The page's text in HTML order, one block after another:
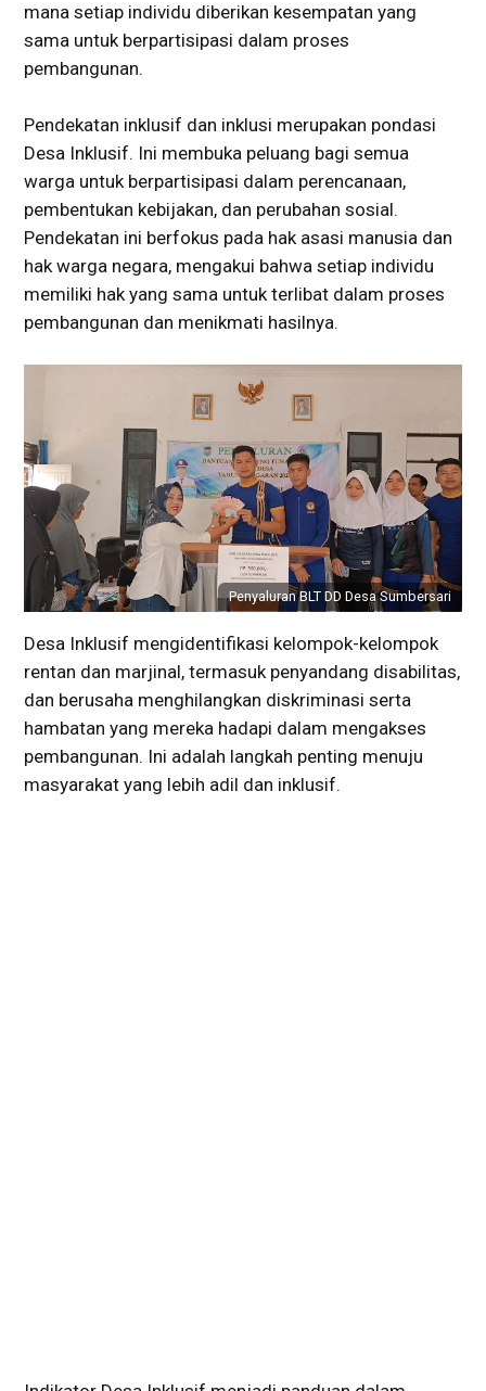
mana setiap individu diberikan kesempatan yang
sama untuk berpartisipasi dalam proses
pembangunan.
Pendekatan inklusif dan inklusi merupakan pondasi
Desa Inklusif. Ini membuka peluang bagi semua
warga untuk berpartisipasi dalam perencanaan,
pembentukan kebijakan, dan perubahan sosial.
Pendekatan ini berfokus pada hak asasi manusia dan
hak warga negara, mengakui bahwa setiap individu
memiliki hak yang sama untuk terlibat dalam proses
pembangunan dan menikmati hasilnya.
Penyaluran BLT DD Desa Sumbersari
Desa Inklusif mengidentifikasi kelompok-kelompok
rentan dan marjinal, termasuk penyandang disabilitas,
dan berusaha menghilangkan diskriminasi serta
hambatan yang mereka hadapi dalam mengakses
pembangunan. Ini adalah langkah penting menuju
masyarakat yang lebih adil dan inklusif.